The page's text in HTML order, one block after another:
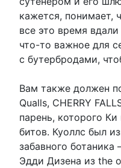
кажется, понимает,
все это время
что-то важное для
с бутербродами,
Вам также должен
Qualls, CHERRY
парень, которого
битов. Куоллс был
забавного ботаника
Эдди Дизена из the